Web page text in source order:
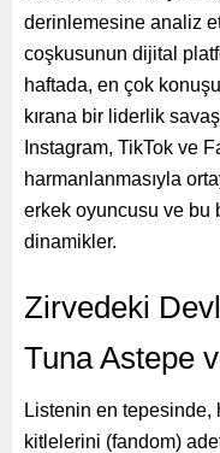
derinlemesine analiz
coşkusunun dijital
haftada, en çok
kırana bir liderlik
Instagram, TikTok ve
harmanlanmasıyla
erkek oyuncusu ve bu
dinamikler.
Zirvedeki
Tuna Astepe
Listenin en tepesinde,
kitlelerini (fandom)